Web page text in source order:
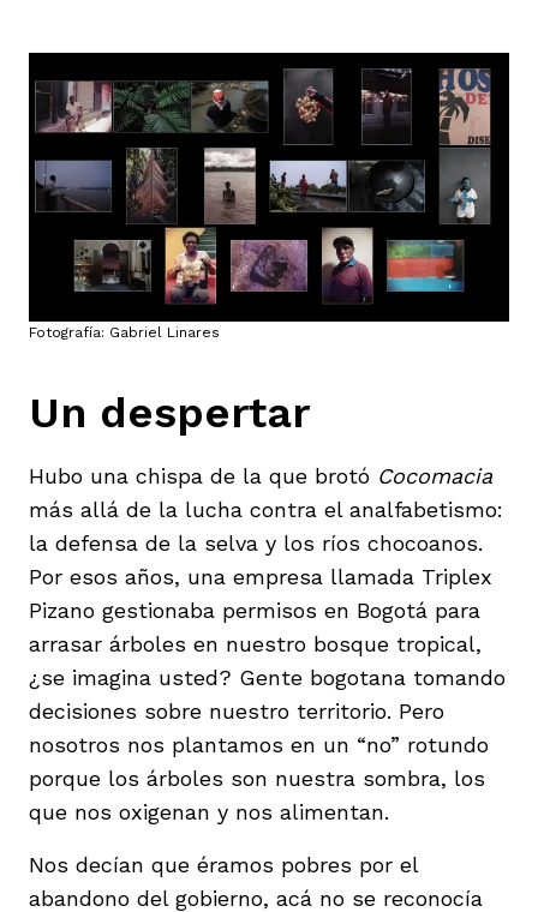
Fotografía: Gabriel Linares
Un despertar
Hubo una chispa de la que brotó Cocomacia
más allá de la lucha contra el analfabetismo:
la defensa de la selva y los ríos chocoanos.
Por esos años, una empresa llamada Triplex
Pizano gestionaba permisos en Bogotá para
arrasar árboles en nuestro bosque tropical,
¿se imagina usted? Gente bogotana tomando
decisiones sobre nuestro territorio. Pero
nosotros nos plantamos en un “no” rotundo
porque los árboles son nuestra sombra, los
que nos oxigenan y nos alimentan.
Nos decían que éramos pobres por el
abandono del gobierno, acá no se reconocía